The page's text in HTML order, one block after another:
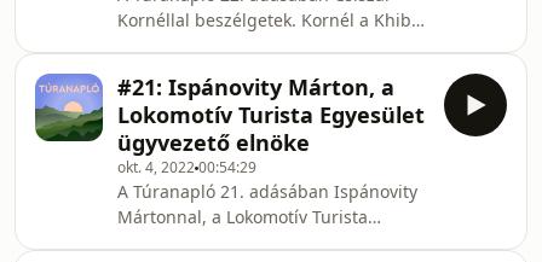
szervezet utóda, a Lokomotív Turista
Egyesület meghirdette az OKT 70
túramozgalmat, amelynek keretében
a
Kornéllal beszélgetek. Kornél a Khibu
készítője. A hobbiból kezdett, majd
mellékállásban folytatott
túrafelszerelés-gyártás ma már
feleségével közös cégük alapja. Úgy
találkoztam Kornéllal, hogy szerettem
volna egy jó quiltet, más szóval
túrapaplant, hogy hűvösebb időben is
#21: Ispánovity Márton, a
Lokomotív Turista Egyesület
ügyvezető elnöke
okt. 4, 202200:54:29
A Túranapló 21. adásában Ispánovity
Mártonnal, a Lokomotív Turista